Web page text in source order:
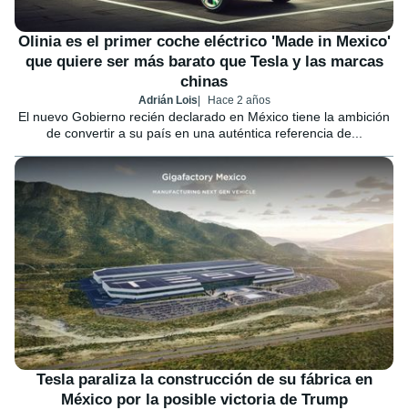
Olinia es el primer coche eléctrico 'Made in Mexico'
que quiere ser más barato que Tesla y las marcas
chinas
Adrián Lois Hace 2 años
El nuevo Gobierno recién declarado en México tiene la ambición
de convertir a su país en una auténtica referencia de...
Tesla paraliza la construcción de su fábrica en
México por la posible victoria de Trump